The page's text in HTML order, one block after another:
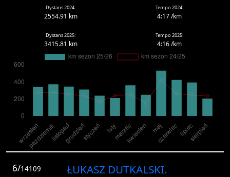
Dystans 2024:
2554.91 km
Tempo 2024:
4:17 /km
Dystans 2025:
3415.81 km
Tempo 2025:
4:16 /km
6/14109 ŁUKASZ DUTKALSKI.